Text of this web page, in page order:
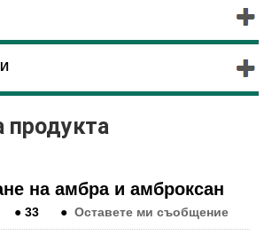
продукта
на амбра и амброксан
●33 ● Оставете ми съобщение